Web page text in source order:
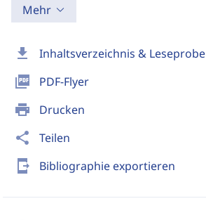
download Inhaltsverzeichnis & Leseprobe
picture_as_pdf PDF-Flyer
print Drucken
share Teilen
send_to_mobile Bibliographie exportieren
Mehr